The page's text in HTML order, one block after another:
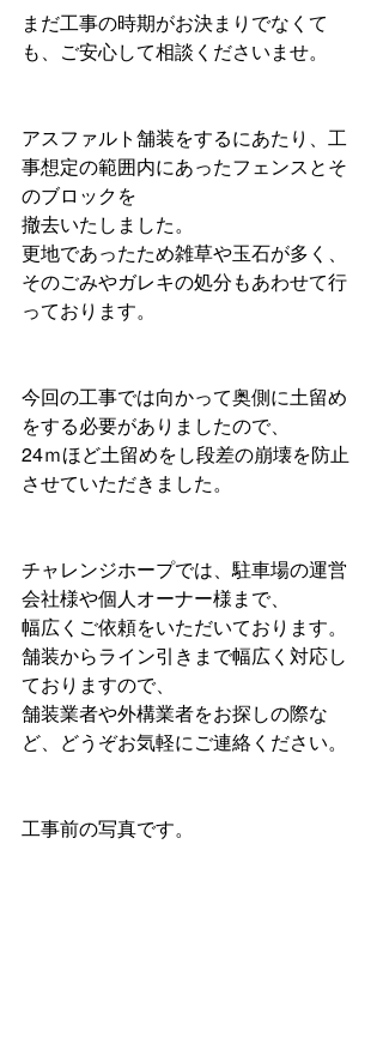
まだ工事の時期がお決まりでなくて
も、ご安心して相談くださいませ。
アスファルト舗装をするにあたり、工
事想定の範囲内にあったフェンスとそ
のブロックを
撤去いたしました。
更地であったため雑草や玉石が多く、
そのごみやガレキの処分もあわせて行
っております。
今回の工事では向かって奥側に土留め
をする必要がありましたので、
24ｍほど土留めをし段差の崩壊を防止
させていただきました。
チャレンジホープでは、駐車場の運営
会社様や個人オーナー様まで、
幅広くご依頼をいただいております。
舗装からライン引きまで幅広く対応し
ておりますので、
舗装業者や外構業者をお探しの際な
ど、どうぞお気軽にご連絡ください。
工事前の写真です。